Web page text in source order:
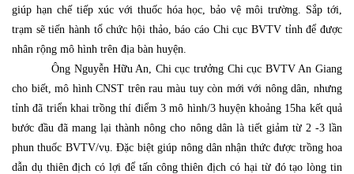
giúp hạn chế tiếp xúc với thuốc hóa học, bảo vệ môi trường. Sắp tới,
trạm sẽ tiến hành tổ chức hội thảo, báo cáo Chi cục BVTV tỉnh để được
nhân rộng mô hình trên địa bàn huyện.
Ông Nguyễn Hữu An, Chi cục trưởng Chi cục BVTV An Giang
cho biết, mô hình CNST trên rau màu tuy còn mới với nông dân, nhưng
tỉnh đã triển khai trồng thí điểm 3 mô hình/3 huyện khoảng 15ha kết quả
bước đầu đã mang lại thành nông cho nông dân là tiết giảm từ 2 -3 lần
phun thuốc BVTV/vụ. Đặc biệt giúp nông dân nhận thức được trồng hoa
dẫn dụ thiên địch có lợi để tấn công thiên địch có hại từ đó tạo lòng tin